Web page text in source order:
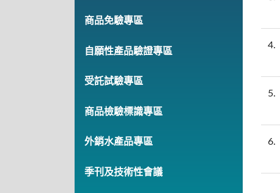
商品免驗專區
自願性產品驗證專區
受託試驗專區
商品檢驗標識專區
外銷水產品專區
季刊及技術性會議
4
5
6